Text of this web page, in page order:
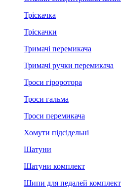
Тріскачка
Тріскачки
Тримачі перемикача
Тримачі ручки перемикача
Троси гіроротора
Троси гальма
Троси перемикача
Хомути підсідельні
Шатуни
Шатуни комплект
Шипи для педалей комплект